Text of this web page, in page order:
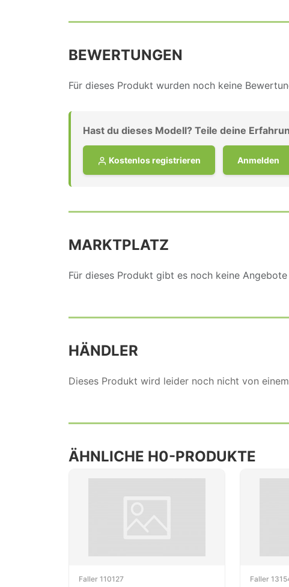
BEWERTUNGEN
Für dieses Produkt wurden noch keine
Hast du dieses Modell? Teile deine
Kostenlos registrieren Anmelden
MARKTPLATZ
Für dieses Produkt gibt es noch keine
HÄNDLER
Dieses Produkt wird leider noch nicht von
ÄHNLICHE H0-PRODUKTE
Faller 110127 Faller